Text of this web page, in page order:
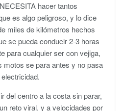
hacer tantos
es algo peligroso, y lo dice
miles de kilómetros hechos
se pueda conducir 2-3 horas
para cualquier ser con vejiga,
motos se para antes y no pasa
del centro a la costa sin parar,
reto viral, y a velocidades por